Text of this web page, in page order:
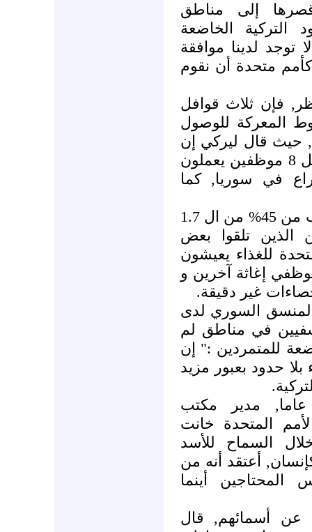
إلى مناطق
التركية الخاضعة
لدينا موافقة
متحدة أن نقوم
فإن ثلاث قوافل
المعركة للوصول
حيث قال ليركي إن
تلك الرحلة كانت خطيرة. لقد قتل 8 موظفين يعملون
في سوريا, كما
كما قال السيد ليركي إن ما يقرب من 45% من ال 1.7
تلقوا بعض
للغذاء يعيشون
إغاثة آخرين و
غير دقيقة.
المنسق السوري لدى
في مناطق لم
للمتمردين :" إن
بلا حدود بعبور مزيد
هشام محمد بكور,40 عاما, مدير مكتب
المتحدة خانت
السماح للأسد
أعتقد أنه من
المحتاجين أينما
أسمائهم, قال